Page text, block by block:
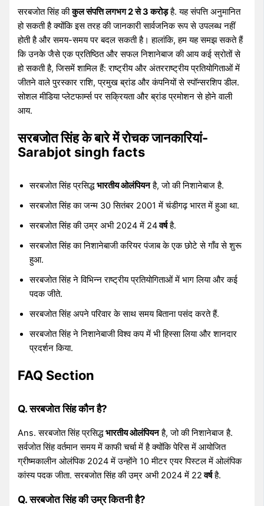
सरबजोत सिंह कीकुल संपत्ति लगभग 2 से 3 करोड़है. यह संपत्ति अनुमानित
हो सकती है क्योंकि इस तरह की जानकारी सार्वजनिक रूप से उपलब्ध नहीं
होती है और समय-समय पर बदल सकती है। हालांकि, हम यह समझ सकते हैं
कि उनके जैसे एक प्रतिष्ठित और सफल निशानेबाज की आय कई स्रोतों से
हो सकती है, जिसमें शामिल हैं: राष्ट्रीय और अंतरराष्ट्रीय प्रतियोगिताओं में
जीतने वाले पुरस्कार राशि, प्रमुख ब्रांड और कंपनियों से स्पॉन्सरशिप डील.
सोशल मीडिया प्लेटफार्म्स पर सक्रियता और ब्रांड प्रमोशन से होने वाली
आय.
सरबजोत सिंह के बारे में रोचक जानकारियां-
Sarabjot singh facts
सरबजोत सिंह प्रसिद्धभारतीय ओलंपियनहै, जो की निशानेबाज है.
सरबजोत सिंह का जन्म 30 सितंबर 2001 में चंडीगढ़ भारत में हुआ था.
सरबजोत सिंह की उम्र अभी 2024 में 24वर्षहै.
सरबजोत सिंह का निशानेबाजी करियर पंजाब के एक छोटे से गाँव से शुरू
हुआ.
सरबजोत सिंह ने विभिन्न राष्ट्रीय प्रतियोगिताओं में भाग लिया और कई
पदक जीते.
सरबजोत सिंह अपने परिवार के साथ समय बिताना पसंद करते हैं.
सरबजोत सिंह ने निशानेबाजी विश्व कप में भी हिस्सा लिया और शानदार
प्रदर्शन किया.
FAQ Section
Q. सरबजोत सिंह कौन है?
Ans. सरबजोत सिंह प्रसिद्धभारतीय ओलंपियनहै, जो की निशानेबाज है.
सर्वजोत सिंह वर्तमान समय में काफी चर्चा में है क्योंकि पेरिस में आयोजित
ग्रीष्मकालीन ओलंपिक 2024 में उन्होंने 10 मीटर एयर पिस्टल में ओलंपिक
कांस्य पदक जीता. सरबजोत सिंह की उम्र अभी 2024 में 22वर्षहै.
Q. सरबजोत सिंह की उम्र कितनी है?